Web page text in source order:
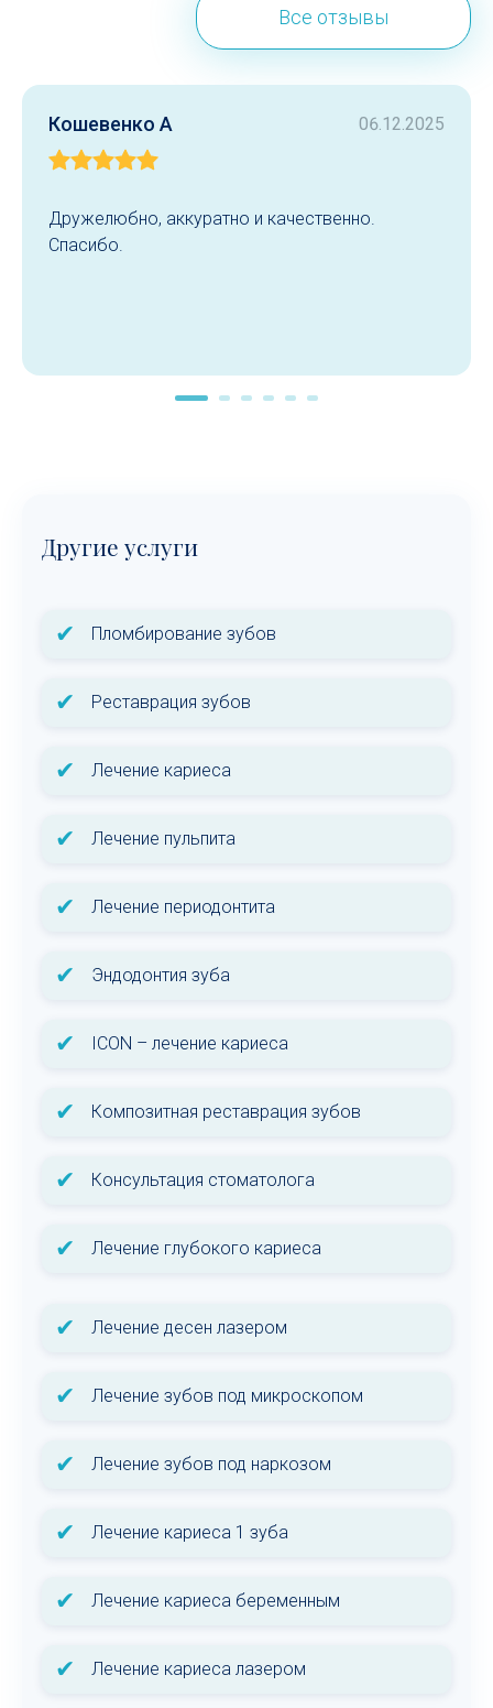
Все отзывы
Кошевенко А 06.12.2025
Дружелюбно, аккуратно и качественно.
Спасибо.
Другие услуги
✔ Пломбирование зубов
✔ Реставрация зубов
✔ Лечение кариеса
✔ Лечение пульпита
✔ Лечение периодонтита
✔ Эндодонтия зуба
✔ ICON – лечение кариеса
✔ Композитная реставрация зубов
✔ Консультация стоматолога
✔ Лечение глубокого кариеса
✔ Лечение десен лазером
✔ Лечение зубов под микроскопом
✔ Лечение зубов под наркозом
✔ Лечение кариеса 1 зуба
✔ Лечение кариеса беременным
✔ Лечение кариеса лазером